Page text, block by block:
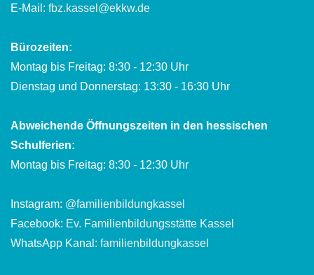
E-Mail: fbz.kassel@ekkw.de
Bürozeiten:
Montag bis Freitag: 8:30 - 12:30 Uhr
Dienstag und Donnerstag: 13:30 - 16:30 Uhr
Abweichende Öffnungszeiten in den hessischen
Schulferien:
Montag bis Freitag: 8:30 - 12:30 Uhr
Instagram: @familienbildungkassel
Facebook: Ev. Familienbildungsstätte Kassel
WhatsApp Kanal: familienbildungkassel